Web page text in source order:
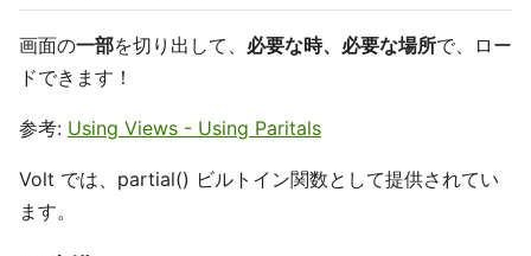
画面の一部を切り出して、 必要な時、 必要な場所で、ロー
ドできます！
参考: Using Views - Using Paritals
Volt では、partial() ビルトイン関数として提供されてい
ます。